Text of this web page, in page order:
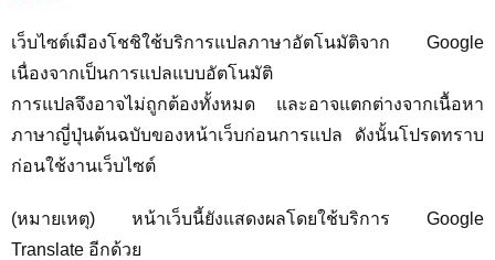
เว็บไซต์เมืองโชชิใช้บริการแปลภาษาอัตโนมัติจาก Google
เนื่องจากเป็นการแปลแบบอัตโนมัติ
การแปลจึงอาจไม่ถูกต้องทั้งหมด และอาจแตกต่างจากเนื้อหา
ภาษาญี่ปุ่นต้นฉบับของหน้าเว็บก่อนการแปล ดังนั้นโปรดทราบ
ก่อนใช้งานเว็บไซต์
(หมายเหตุ) หน้าเว็บนี้ยังแสดงผลโดยใช้บริการ Google
Translate อีกด้วย